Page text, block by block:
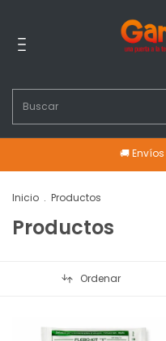
🚚 Envíos a todo el
Inicio . Productos
Productos
Ordenar